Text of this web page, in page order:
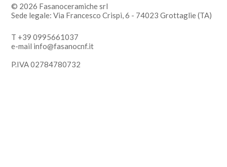
© 2026 Fasanoceramiche srl
Sede legale: Via Francesco Crispi, 6 - 74023 Grottaglie (TA)
T +39 0995661037
e-mail info@fasanocnf.it
P.IVA 02784780732